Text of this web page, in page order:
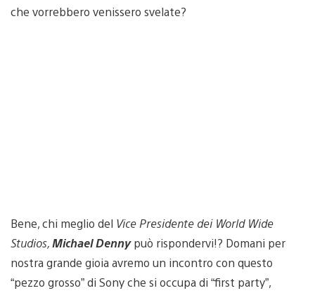
che vorrebbero venissero svelate?
Bene, chi meglio del Vice Presidente dei World Wide
Studios,Michael Dennypuò rispondervi!? Domani per
nostra grande gioia avremo un incontro con questo
“pezzo grosso” di Sony che si occupa di “first party”,